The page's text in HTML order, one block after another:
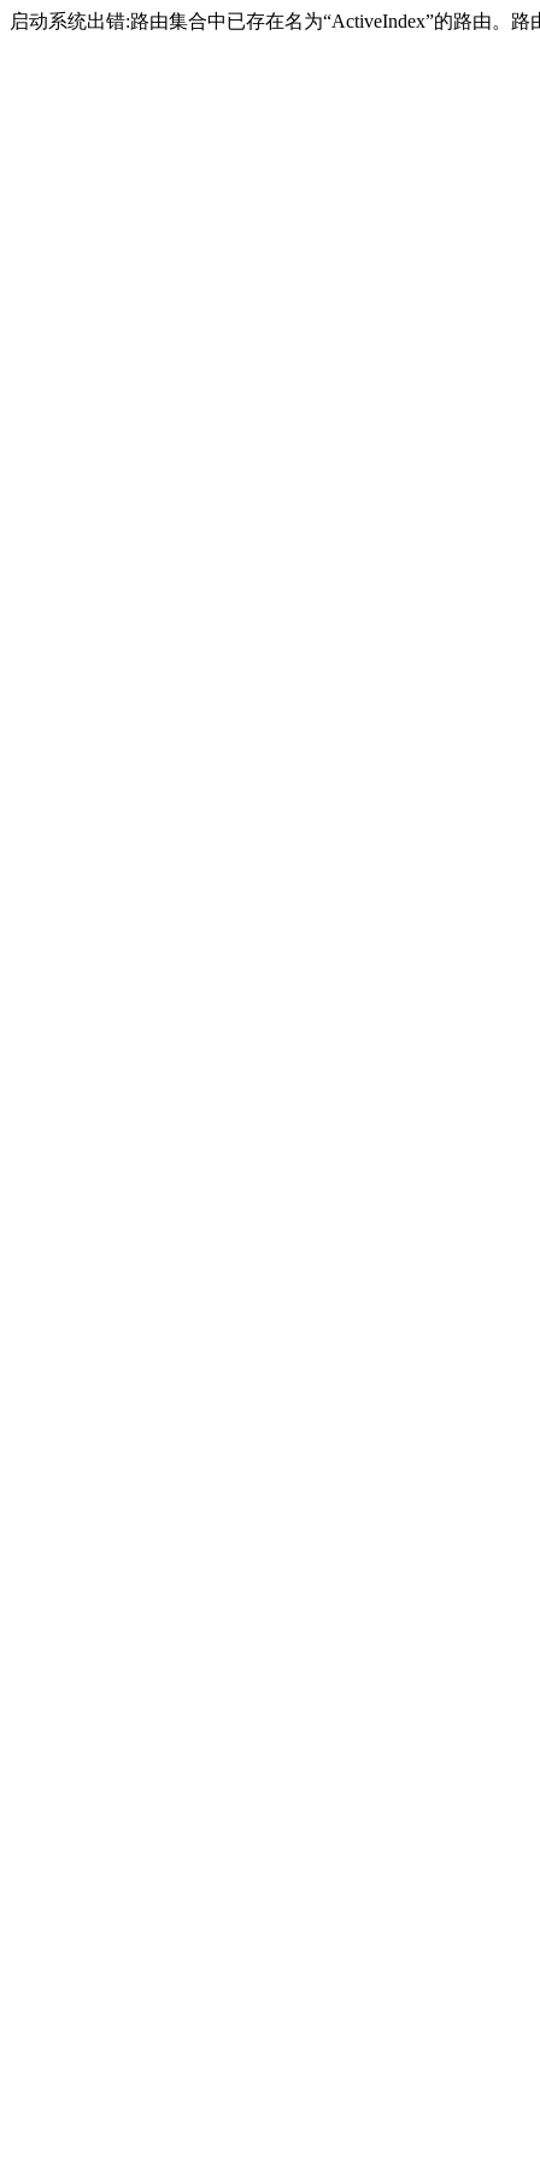
启动系统出错:路由集合中已存在名为“ActiveIndex”的路由。路